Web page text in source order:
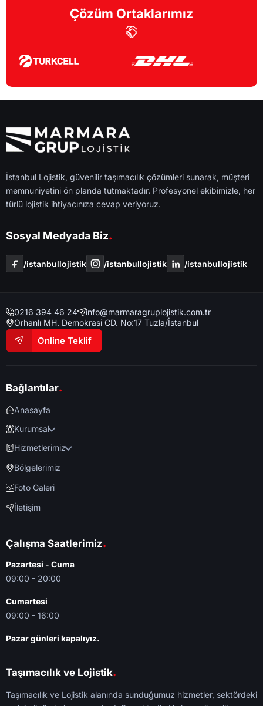
Çözüm Ortaklarımız
İstanbul Lojistik, güvenilir taşımacılık çözümleri sunarak, müşteri
memnuniyetini ön planda tutmaktadır. Profesyonel ekibimizle, her
türlü lojistik ihtiyacınıza cevap veriyoruz.
Sosyal Medyada Biz.
/i̇stanbullojistik /i̇stanbullojistik /i̇stanbullojistik
0216 394 46 24
info@marmaragruplojistik.com.tr
Orhanlı MH. Demokrasi CD. No:17 Tuzla/İstanbul
Online Teklif
Bağlantılar.
Anasayfa
Kurumsal
Hizmetlerimiz
Bölgelerimiz
Foto Galeri
İletişim
Çalışma Saatlerimiz.
Pazartesi - Cuma
09:00 - 20:00
Cumartesi
09:00 - 16:00
Pazar günleri kapalıyız.
Taşımacılık ve Lojistik.
Taşımacılık ve Lojistik alanında sunduğumuz hizmetler, sektördeki